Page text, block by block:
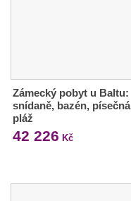
Zámecký pobyt u Baltu:
snídaně, bazén, písečná
pláž
42 226 Kč